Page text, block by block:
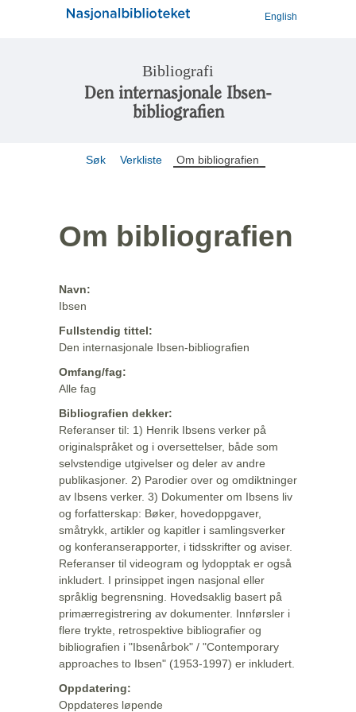
English
Bibliografi
Den internasjonale Ibsen-
bibliografien
Søk Verkliste Om bibliografien
Om bibliografien
Navn:
Ibsen
Fullstendig tittel:
Den internasjonale Ibsen-bibliografien
Omfang/fag:
Alle fag
Bibliografien dekker:
Referanser til: 1) Henrik Ibsens verker på
originalspråket og i oversettelser, både som
selvstendige utgivelser og deler av andre
publikasjoner. 2) Parodier over og omdiktninger
av Ibsens verker. 3) Dokumenter om Ibsens liv
og forfatterskap: Bøker, hovedoppgaver,
småtrykk, artikler og kapitler i samlingsverker
og konferanserapporter, i tidsskrifter og aviser.
Referanser til videogram og lydopptak er også
inkludert. I prinsippet ingen nasjonal eller
språklig begrensning. Hovedsaklig basert på
primærregistrering av dokumenter. Innførsler i
flere trykte, retrospektive bibliografier og
bibliografien i "Ibsenårbok" / "Contemporary
approaches to Ibsen" (1953-1997) er inkludert.
Oppdatering:
Oppdateres løpende